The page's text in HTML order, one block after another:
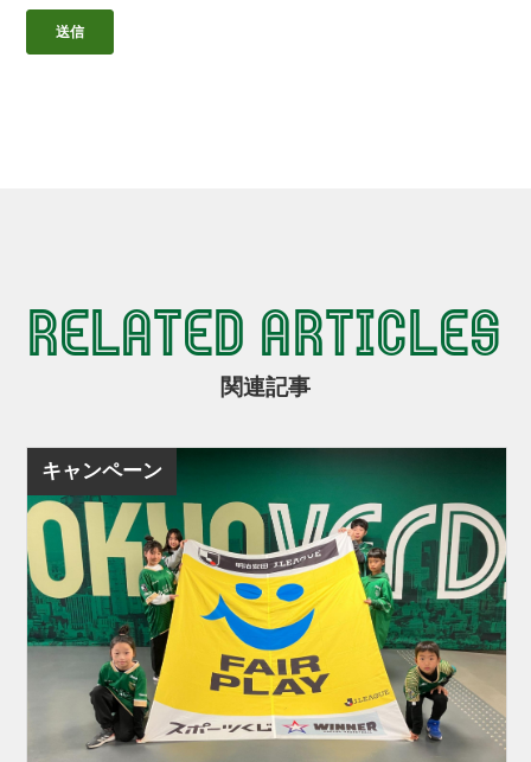
RELATED ARTICLES
関連記事
キャンペーン